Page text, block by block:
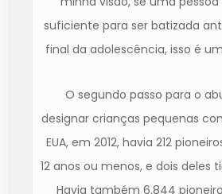
suficiente para ser batizada
final da adolescência, isso é
O segundo passo para o
designar crianças pequenas
EUA, em 2012, havia 212
12 anos ou menos, e dois deles
Havia também 6.844